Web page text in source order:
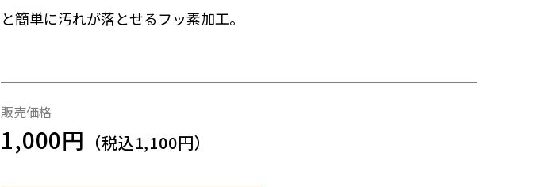
と簡単に汚れが落とせるフッ素加工。
販売価格
1,000円 （税込1,100円）